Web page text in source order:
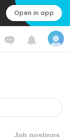
Open in app
Job postings